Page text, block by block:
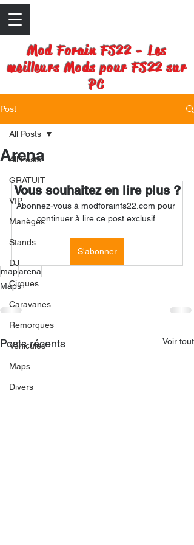
Mod Forain FS22 - Les
meilleurs Mods pour FS22 sur
PC
Post
All Posts
GRATUIT
VIP
Manèges
Stands
DJ
Cirques
Caravanes
Remorques
Véhicules
Maps
Divers
All Posts
Arena
Vous souhaitez en lire plus ?
Abonnez-vous à modforainfs22.com pour
continuer à lire ce post exclusif.
S'abonner
maparena
Maps
Posts récents Voir tout